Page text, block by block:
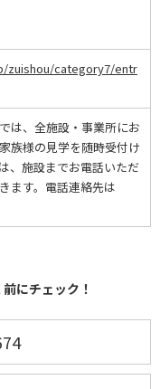
zuishou/category7/entr
は、全施設・事業所にお
族様の見学を随時受付け
、施設までお電話いただ
ます。電話連絡先は
にチェック！